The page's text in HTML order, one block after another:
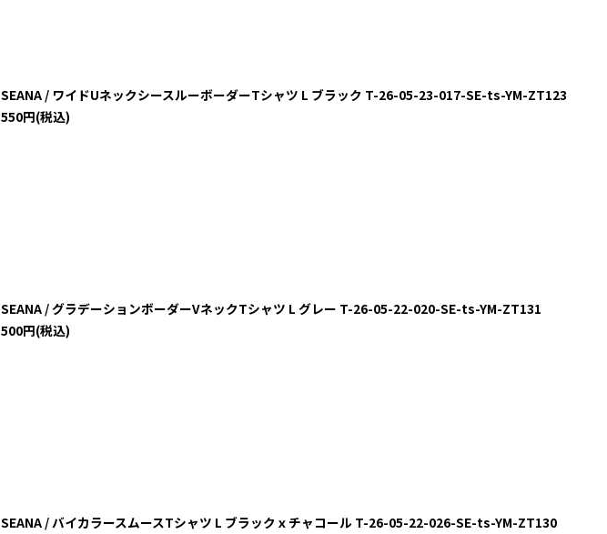
SEANA / ワイドUネックシースルーボーダーTシャツ L ブラック T-26-05-23-017-SE-ts-YM-ZT123
550円(税込)
SEANA / グラデーションボーダーVネックTシャツ L グレー T-26-05-22-020-SE-ts-YM-ZT131
500円(税込)
SEANA / バイカラースムースTシャツ L ブラックｘチャコール T-26-05-22-026-SE-ts-YM-ZT130